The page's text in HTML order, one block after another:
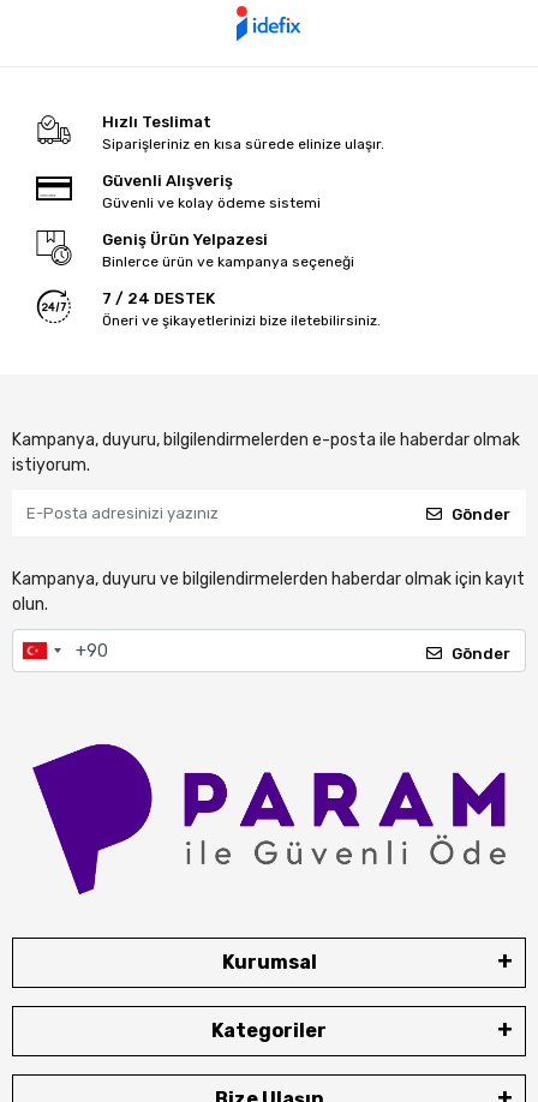
Hızlı Teslimat
Siparişleriniz en kısa sürede elinize ulaşır.
Güvenli Alışveriş
Güvenli ve kolay ödeme sistemi
Geniş Ürün Yelpazesi
Binlerce ürün ve kampanya seçeneği
7 / 24 DESTEK
Öneri ve şikayetlerinizi bize iletebilirsiniz.
Kampanya, duyuru, bilgilendirmelerden e-posta ile haberdar olmak
istiyorum.
Gönder
Kampanya, duyuru ve bilgilendirmelerden haberdar olmak için kayıt
olun.
Gönder
Kurumsal
Kategoriler